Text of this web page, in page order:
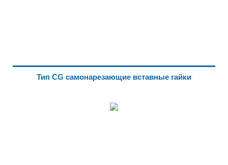
Тип CG самонарезающие вставные гайки